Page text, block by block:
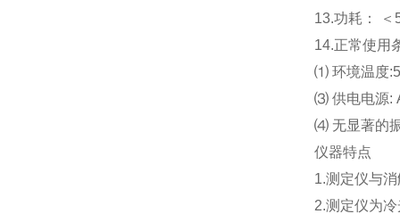
13.功耗： ＜
14.正常使用
⑴ 环境温度
⑶ 供电电源:
⑷ 无显著的
仪器特点
1.测定仪与
2.测定仪为